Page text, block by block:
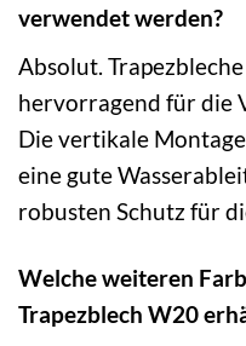
verwendet werden?
Absolut.
hervorragend für die
Die vertikale
eine gute
robusten Schutz für
Welche weiteren
Trapezblech W20